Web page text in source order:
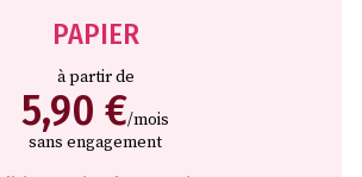
PAPIER
à partir de
5,90 €/mois
sans engagement